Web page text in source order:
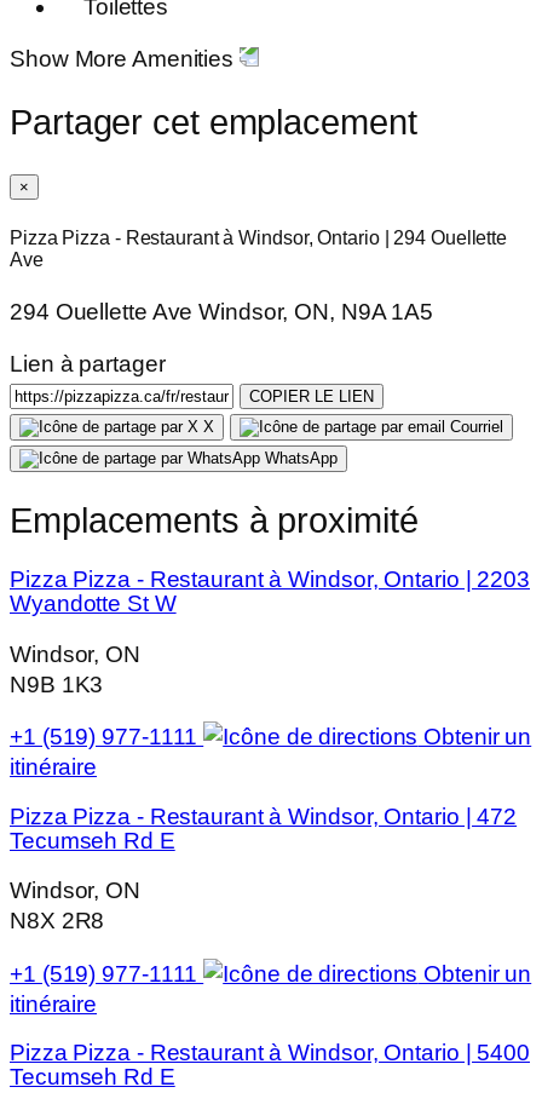
Toilettes
Show More Amenities
Partager cet emplacement
×
Pizza Pizza - Restaurant à Windsor, Ontario | 294 Ouellette
Ave
294 Ouellette Ave Windsor, ON, N9A 1A5
Lien à partager
COPIER LE LIEN
X
Courriel
WhatsApp
Emplacements à proximité
Pizza Pizza - Restaurant à Windsor, Ontario | 2203
Wyandotte St W
Windsor, ON
N9B 1K3
+1 (519) 977-1111
Obtenir un
itinéraire
Pizza Pizza - Restaurant à Windsor, Ontario | 472
Tecumseh Rd E
Windsor, ON
N8X 2R8
+1 (519) 977-1111
Obtenir un
itinéraire
Pizza Pizza - Restaurant à Windsor, Ontario | 5400
Tecumseh Rd E